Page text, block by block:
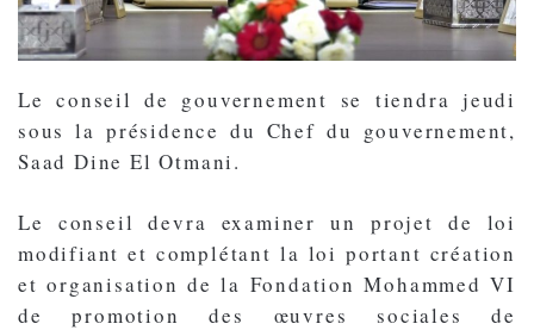
Le conseil de gouvernement se tiendra jeudi
sous la présidence du Chef du gouvernement,
Saad Dine El Otmani.
Le conseil devra examiner un projet de loi
modifiant et complétant la loi portant création
et organisation de la Fondation Mohammed VI
de promotion des œuvres sociales de